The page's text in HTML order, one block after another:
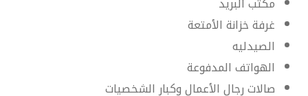
غرفة خزانة الأمتعة
الصيدليه
الهواتف المدفوعة
صالات رجال الأعمال وكبار الشخصيات